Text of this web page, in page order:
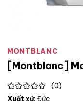
MONTBLANC
[Montblanc]
0
(0)
Xuất xứ: Đức